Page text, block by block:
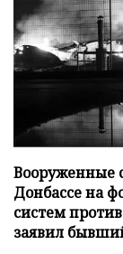
Вооруженные
Донбассе на
систем
заявил